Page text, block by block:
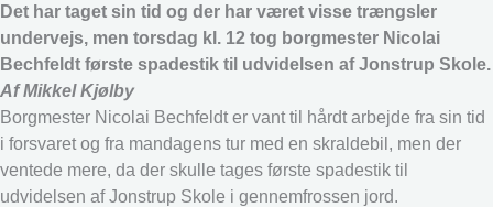
Det har taget sin tid og der har været visse trængsler
undervejs, men torsdag kl. 12 tog borgmester Nicolai
Bechfeldt første spadestik til udvidelsen af Jonstrup Skole.
Af Mikkel Kjølby
Borgmester Nicolai Bechfeldt er vant til hårdt arbejde fra sin tid
i forsvaret og fra mandagens tur med en skraldebil, men der
ventede mere, da der skulle tages første spadestik til
udvidelsen af Jonstrup Skole i gennemfrossen jord.